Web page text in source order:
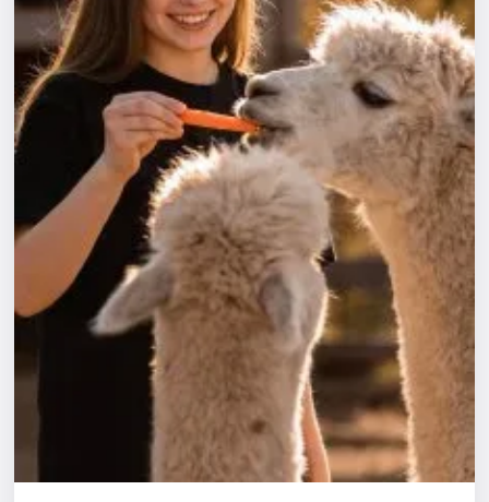
Спорт
События
Города
Площадки
Артисты
Рейтинги